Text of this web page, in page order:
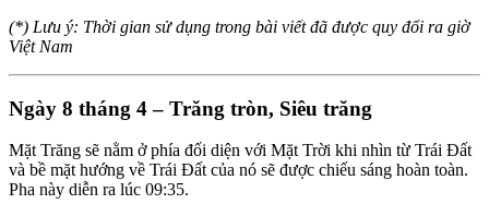
(*) Lưu ý: Thời gian sử dụng trong bài viết đã được quy đổi ra giờ
Việt Nam
Ngày 8 tháng 4 – Trăng tròn, Siêu trăng
Mặt Trăng sẽ nằm ở phía đối diện với Mặt Trời khi nhìn từ Trái Đất
và bề mặt hướng về Trái Đất của nó sẽ được chiếu sáng hoàn toàn.
Pha này diễn ra lúc 09:35.